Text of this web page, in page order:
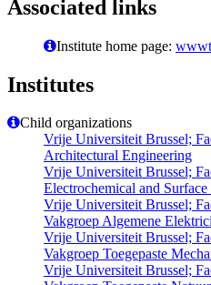
Associated links
Institute home page:
Institutes
Child organizations
Vrije Universiteit Brussel;
Architectural Engineering
Vrije Universiteit Brussel;
Electrochemical and
Vrije Universiteit Brussel;
Vakgroep Algemene
Vrije Universiteit Brussel;
Vakgroep Toegepaste
Vrije Universiteit Brussel;